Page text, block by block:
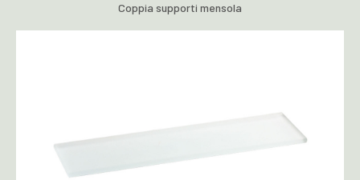
Coppia supporti mensola